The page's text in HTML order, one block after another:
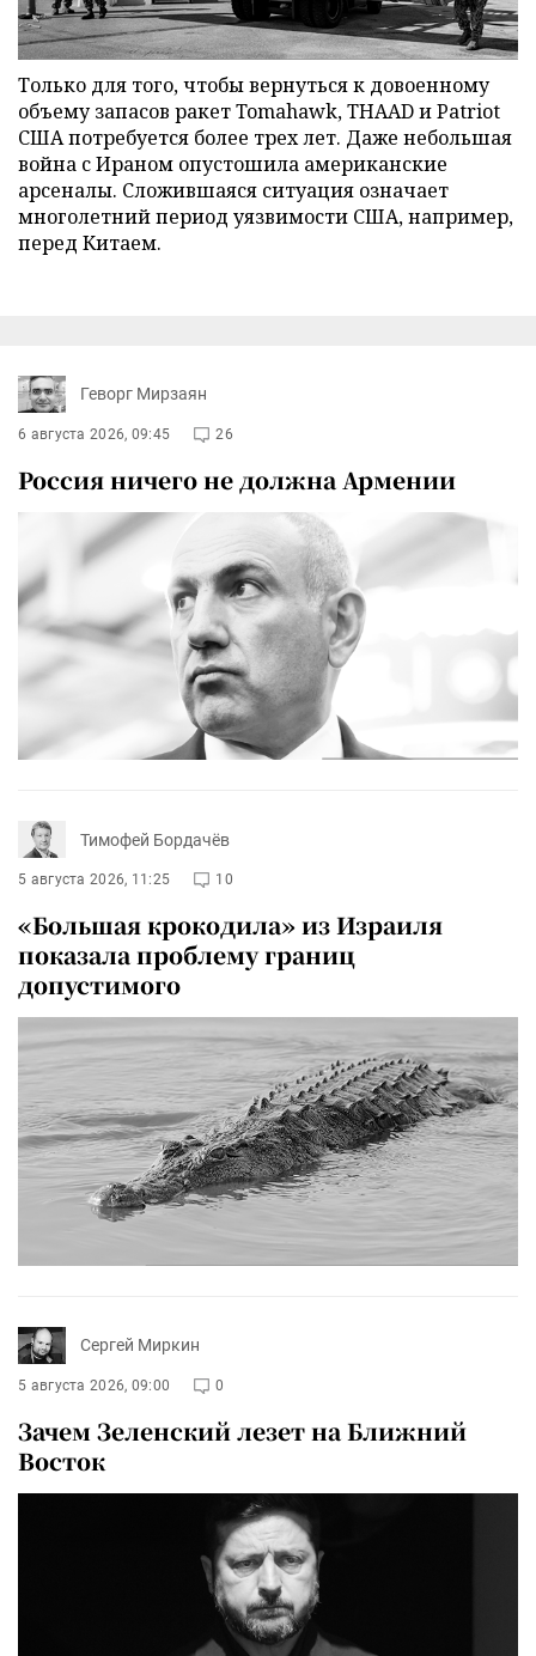
Только для того, чтобы вернуться к довоенному
объему запасов ракет Tomahawk, THAAD и Patriot
США потребуется более трех лет. Даже небольшая
война с Ираном опустошила американские
арсеналы. Сложившаяся ситуация означает
многолетний период уязвимости США, например,
перед Китаем.
Геворг Мирзаян
6 августа 2026, 09:45 26
Россия ничего не должна Армении
Тимофей Бордачёв
5 августа 2026, 11:25 10
«Большая крокодила» из Израиля
показала проблему границ
допустимого
Сергей Миркин
5 августа 2026, 09:00 0
Зачем Зеленский лезет на Ближний
Восток